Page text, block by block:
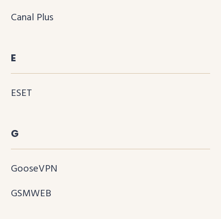
Canal Plus
E
ESET
G
GooseVPN
GSMWEB